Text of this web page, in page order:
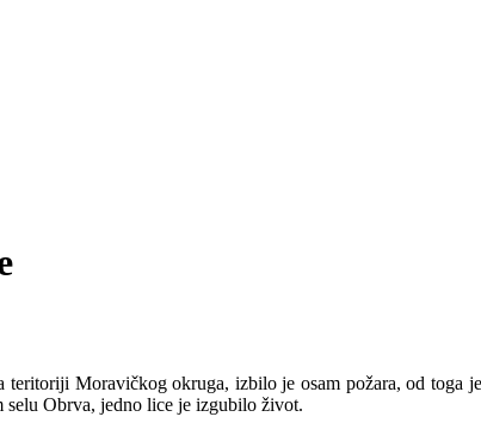
teritoriji Moravičkog okruga, izbilo je osam požara, od
Obrva, jedno lice je izgubilo život.